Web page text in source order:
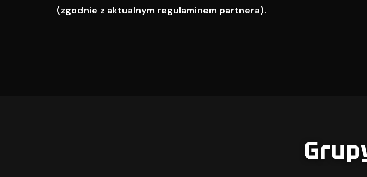
(zgodnie z aktualnym regulaminem partnera).